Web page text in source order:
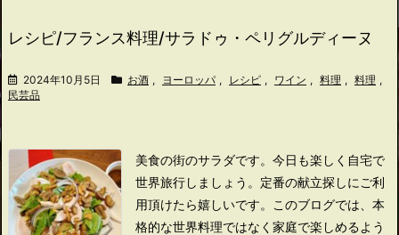
レシピ/フランス料理/サラドゥ・ペリグルディーヌ
2024年10月5日 お酒 , ヨーロッパ , レシピ , ワイン , 料理 , 料理 ,
民芸品
美食の街のサラダです。 今日も楽しく自宅で
世界旅行しましょう。 定番の献立探しにご利
用頂けたら嬉しいです。
このブログでは、本
格的な世界料理ではなく家庭で楽しめるよう